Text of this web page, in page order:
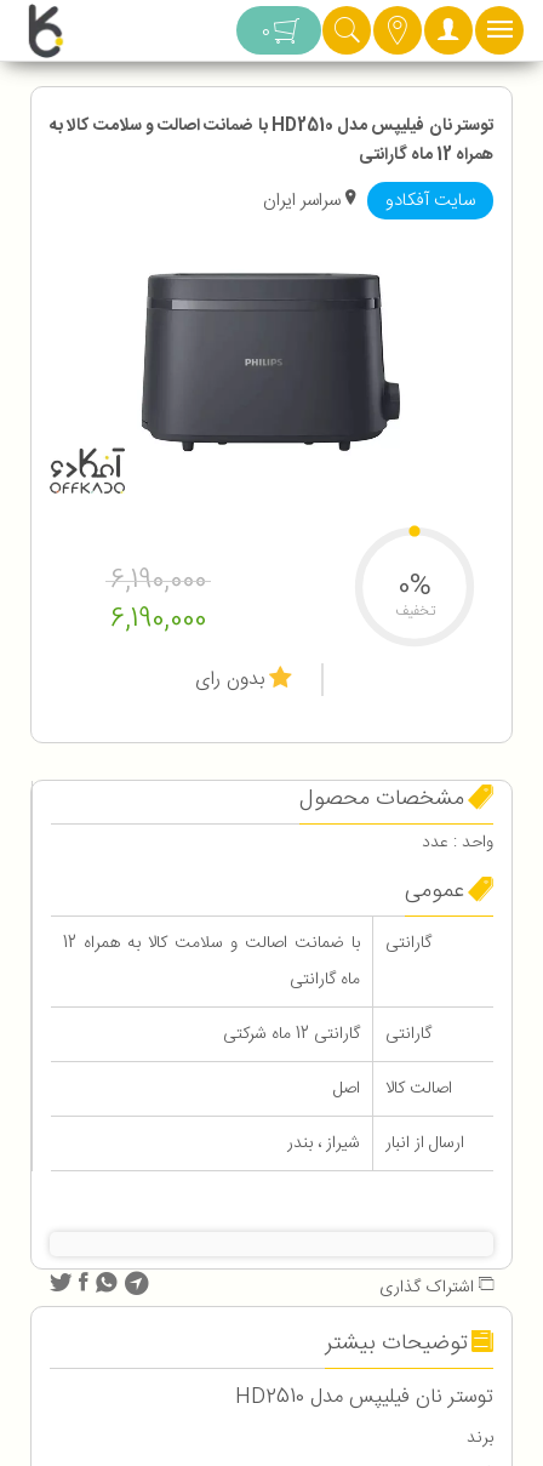
دسته بندی 0
توستر نان فیلیپس مدل HD2510 با ضمانت اصالت و سلامت کالا به
همراه 12 ماه گارانتی
سایت آفکادو سراسر ایران
6,190,000
6,190,000
0%
تخفیف
بدون رای
مشخصات محصول
واحد : عدد
عمومی
گارانتی
با ضمانت اصالت و سلامت کالا به همراه 12
ماه گارانتی
گارانتی
گارانتی 12 ماه شرکتی
اصالت کالا
اصل
ارسال از انبار
شیراز ، بندر
اشتراک گذاری
توضیحات بیشتر
توستر نان فیلیپس مدل HD2510
برند